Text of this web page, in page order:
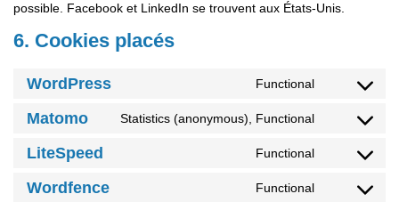
possible. Facebook et LinkedIn se trouvent aux États-Unis.
6. Cookies placés
WordPress Functional
Matomo Statistics (anonymous), Functional
LiteSpeed Functional
Wordfence Functional